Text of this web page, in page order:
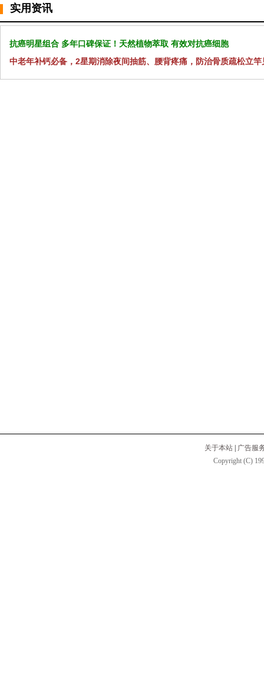
实用资讯
抗癌明星组合 多年口碑保证！天然植物萃取 有效对抗癌细胞
中老年补钙必备，2星期消除夜间抽筋、腰背疼痛，防治骨质疏松立竿
关于本站
广告服
Copyright (C)